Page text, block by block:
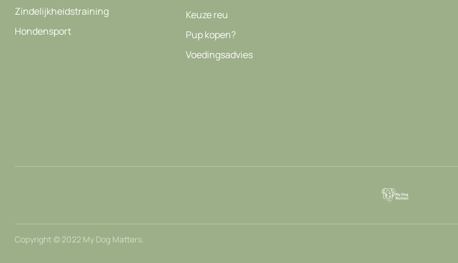
Zindelijkheidstraining
Hondensport
Keuze reu
Pup kopen?
Voedingsadvies
Copyright © 2022 My Dog Matters.